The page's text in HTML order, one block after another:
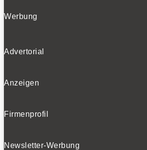
Werbung
Advertorial
Anzeigen
Firmenprofil
Newsletter-Werbung